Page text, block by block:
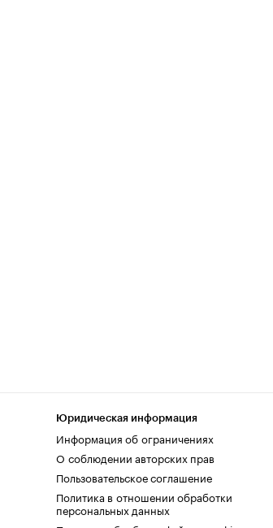
Юридическая информация
Информация об ограничениях
О соблюдении авторских прав
Пользовательское соглашение
Политика в отношении обработки
персональных данных